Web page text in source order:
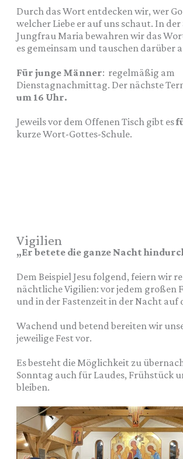
Durch das Wort entdecken wir, wer
welcher Liebe er auf uns schaut. In der
Jungfrau Maria bewahren wir das
es gemeinsam und tauschen darüber
Für junge Männer: regelmäßig am
Dienstagnachmittag. Der nächste
um 16 Uhr.
Jeweils vor dem Offenen Tisch gibt es
kurze Wort-Gottes-Schule.
Vigilien
„Er betete die ganze Nacht
Dem Beispiel Jesu folgend, feiern wir
nächtliche Vigilien: vor jedem großen
und in der Fastenzeit in der Nacht auf
Wachend und betend bereiten wir
jeweilige Fest vor.
Es besteht die Möglichkeit zu
Sonntag auch für Laudes, Frühstück
bleiben.